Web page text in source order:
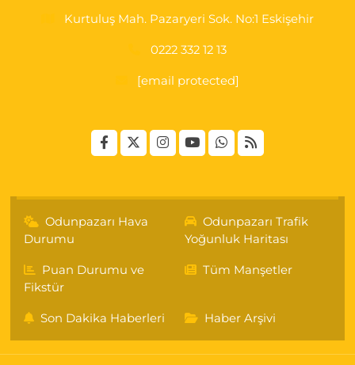
Kurtuluş Mah. Pazaryeri Sok. No:1 Eskişehir
0222 332 12 13
[email protected]
Odunpazarı Hava
Durumu
Odunpazarı Trafik
Yoğunluk Haritası
Puan Durumu ve
Fikstür
Tüm Manşetler
Son Dakika Haberleri Haber Arşivi